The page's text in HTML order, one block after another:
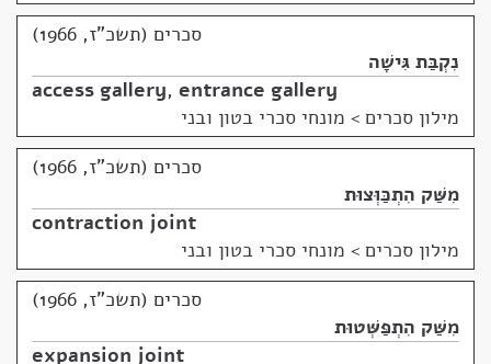
סכרים (תשכ"ז, 1966)
נִקְבַּת גִּישָׁה
access gallery, entrance gallery
מילון סכרים > מונחי סכרי בטון ובני
סכרים (תשכ"ז, 1966)
מִשַּׁק הִתְכַּוְּצוּת
contraction joint
מילון סכרים > מונחי סכרי בטון ובני
סכרים (תשכ"ז, 1966)
מִשַּׁק הִתְפַּשְּׁטוּת
expansion joint